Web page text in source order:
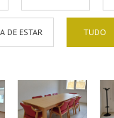
DE ESTAR TUDO